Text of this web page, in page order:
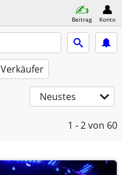
Beitrag Konto
Verkäufer
Neustes
1 - 2von 60